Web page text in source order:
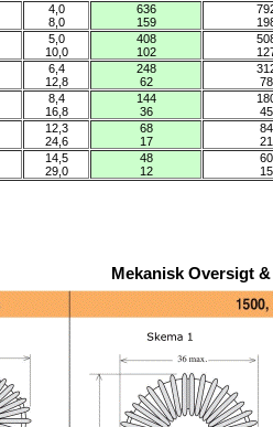
4,0
8,0
636
159
5,0
10,0
408
102
6,4
12,8
248
62
78
8,4
16,8
144
36
45
12,3
24,6
68
17
84
21
14,5
29,0
48
12
60
15
Mekanisk Oversigt